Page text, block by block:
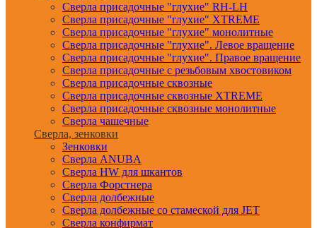
Сверла присадочные "глухие" RH-LH
Сверла присадочные "глухие" XTREME
Сверла присадочные "глухие" монолитные
Сверла присадочные "глухие". Левое вращение
Сверла присадочные "глухие". Правое вращение
Сверла присадочные с резьбовым хвостовиком
Сверла присадочные сквозные
Сверла присадочные сквозные XTREME
Сверла присадочные сквозные монолитные
Сверла чашечные
Сверла, зенковки
Зенковки
Сверла ANUBA
Сверла HW для шкантов
Сверла Форстнера
Сверла долбежные
Сверла долбежные со стамеской для JET
Сверла конфирмат